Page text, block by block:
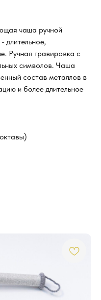
чаша ручной
длительное,
Ручная гравировка с
символов. Чаша
состав металлов в
и более длительное